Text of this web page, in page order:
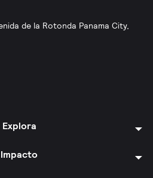
de la Rotonda Panama City,
Explora
Impacto